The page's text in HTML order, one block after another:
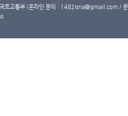
토교통부 (온라인 문의 : 1482qna@gmail.com /